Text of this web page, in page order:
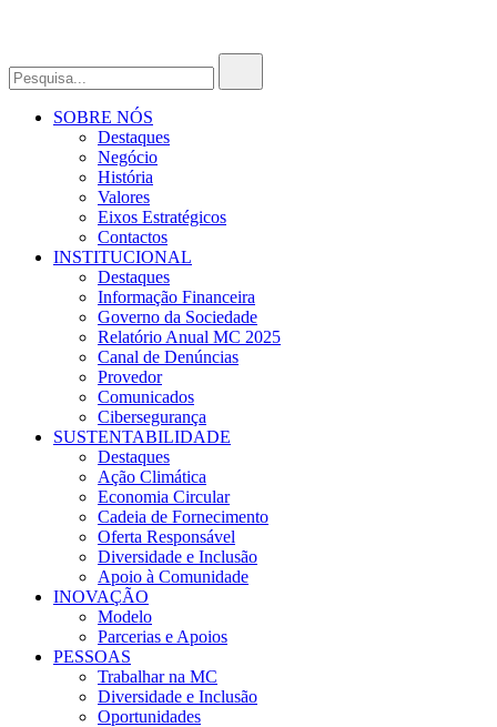
SOBRE NÓS
Destaques
Negócio
História
Valores
Eixos Estratégicos
Contactos
INSTITUCIONAL
Destaques
Informação Financeira
Governo da Sociedade
Relatório Anual MC 2025
Canal de Denúncias
Provedor
Comunicados
Cibersegurança
SUSTENTABILIDADE
Destaques
Ação Climática
Economia Circular
Cadeia de Fornecimento
Oferta Responsável
Diversidade e Inclusão
Apoio à Comunidade
INOVAÇÃO
Modelo
Parcerias e Apoios
PESSOAS
Trabalhar na MC
Diversidade e Inclusão
Oportunidades